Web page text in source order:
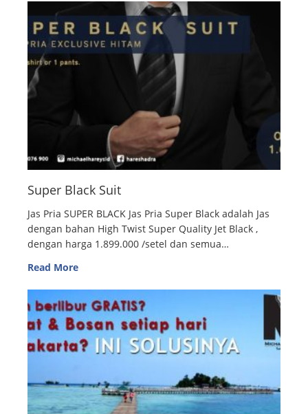
Super Black Suit
Jas Pria SUPER BLACK Jas Pria Super Black adalah Jas
dengan bahan High Twist Super Quality Jet Black ,
dengan harga 1.899.000 /setel dan semua…
Read More